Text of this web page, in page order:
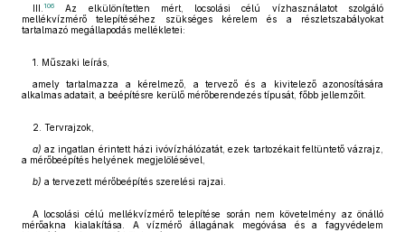
III. 106
Az elkülönítetten mért, locsolási célú vízhasználatot szolgáló
mellékvízmérő telepítéséhez szükséges kérelem és a részletszabályokat
tartalmazó megállapodás mellékletei:
1. Műszaki leírás,
amely tartalmazza a kérelmező, a tervező és a kivitelező azonosítására
alkalmas adatait, a beépítésre kerülő mérőberendezés típusát, főbb jellemzőit.
2. Tervrajzok,
a) az ingatlan érintett házi ivóvízhálózatát, ezek tartozékait feltüntető vázrajz,
a mérőbeépítés helyének megjelölésével,
b) a tervezett mérőbeépítés szerelési rajzai.
A locsolási célú mellékvízmérő telepítése során nem követelmény az önálló
mérőakna kialakítása. A vízmérő állagának megóvása és a fagyvédelem